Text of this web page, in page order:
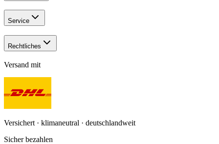
Service
Rechtliches
Versand mit
Versichert · klimaneutral · deutschlandweit
Sicher bezahlen